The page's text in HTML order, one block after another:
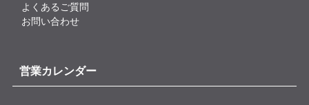
よくあるご質問
お問い合わせ
営業カレンダー